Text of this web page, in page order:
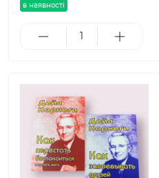
в наявності